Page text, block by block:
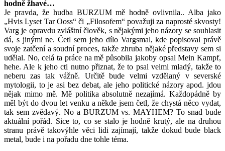
hodně žhavé…
Je pravda, že hudba BURZUM mě hodně ovlivnila.. Alba jako
„Hvis Lyset Tar Ooss“ či „Filosofem“ považuji za naprosté skvosty!
Varg je opravdu zvláštní člověk, s nějakými jeho názory se souhlasit
dá, s jinými ne. Četl sem jeho dílo Vargsmal, kde popisoval právě
svoje zatčení a soudní proces, takže zhruba nějaké představy sem si
udělal. No, celá ta práce na mě působila jakoby opsal Mein Kampf,
hehe. Ale k jeho cti nutno přiznat, že to psal velmi mladý, takže to
neberu zas tak vážně. Určitě bude velmi vzdělaný v severské
mytologii, to je asi bez debat, ale jeho politické názory apod. jdou
nějak mimo mě. Mě politika absolutně nezajímá. Každopádně by
měl být do dvou let venku a někde jsem četl, že chystá něco vydat,
tak sem zvědavý. No a BURZUM vs. MAYHEM? To snad bude
aktuální pořád. Sice to, co se stalo je hodně krutý, ale na druhou
stranu právě takovýhle věci lidi zajímají, takže dokud bude black
metal, bude i na pořadu dne tohle téma.